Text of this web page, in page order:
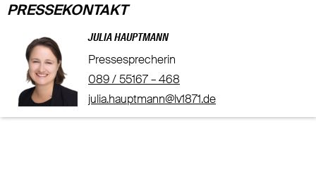
PRESSEKONTAKT
JULIA HAUPTMANN
Pressesprecherin
089 / 55167 – 468
julia.hauptmann@lv1871.de